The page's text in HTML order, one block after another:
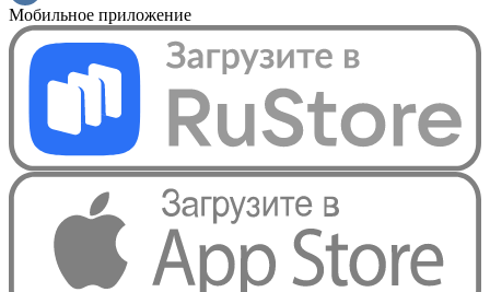
Мобильное приложение